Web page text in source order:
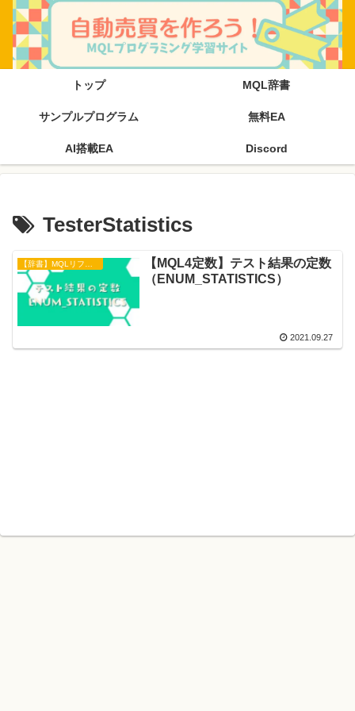
トップ MQL辞書
サンプルプログラム 無料EA
AI搭載EA Discord
TesterStatistics
【MQL4定数】テスト結果の定数
（ENUM_STATISTICS）
2021.09.27